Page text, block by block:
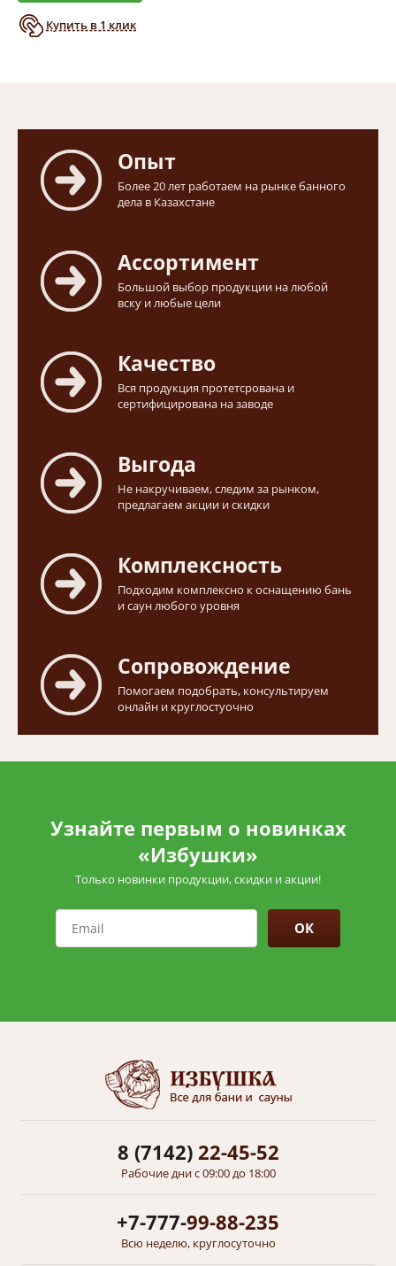
Купить в 1 клик
Опыт
Более 20 лет работаем на рынке банного
дела в Казахстане
Ассортимент
Большой выбор продукции на любой
вску и любые цели
Качество
Вся продукция протетсрована и
сертифицирована на заводе
Выгода
Не накручиваем, следим за рынком,
предлагаем акции и скидки
Комплексность
Подходим комплексно к оснащению бань
и саун любого уровня
Сопровождение
Помогаем подобрать, консультируем
онлайн и круглостуочно
Узнайте первым о новинках
«Избушки»
Только новинки продукции, скидки и акции!
ОК
8 (7142)22-45-52
Рабочие дни с 09:00 до 18:00
+7-777-99-88-235
Всю неделю, круглосуточно